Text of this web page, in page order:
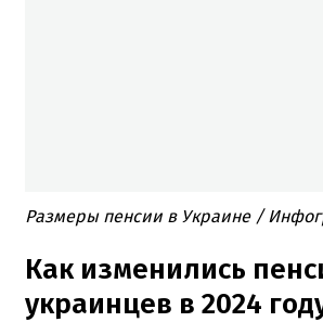
Размеры пенсии в Украине /
Как изменились
украинцев в 2024